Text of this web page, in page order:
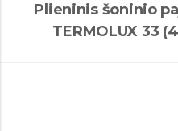
Plieninis šoninio
TERMOLUX 33